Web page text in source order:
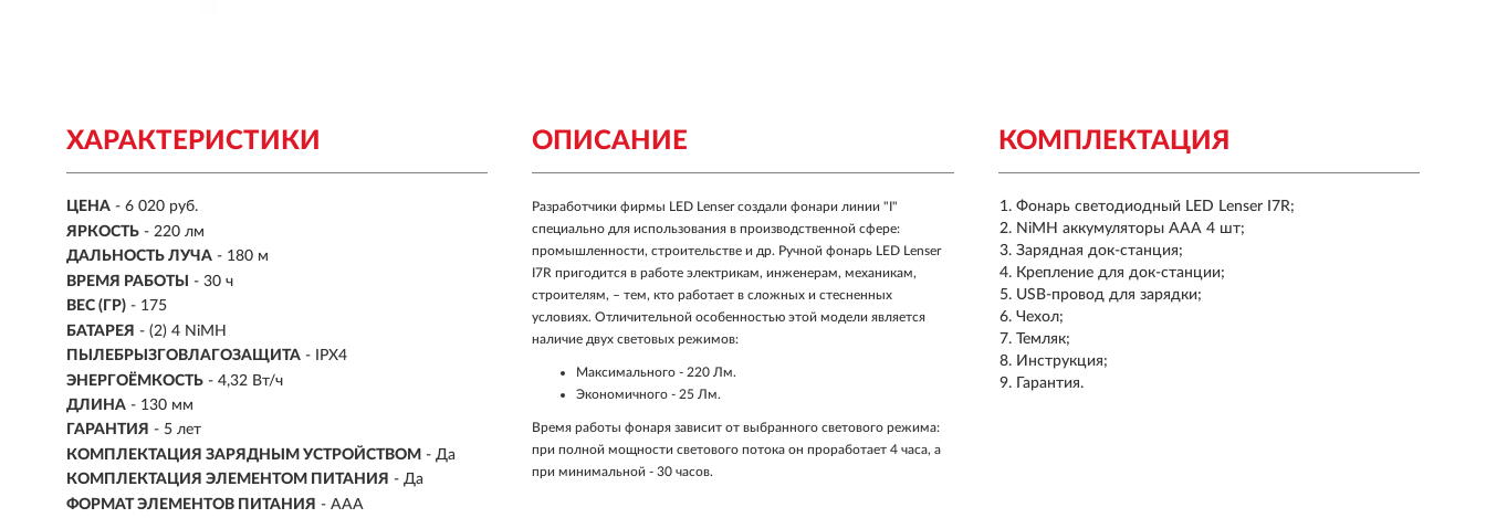
ХАРАКТЕРИСТИКИ
ЦЕНА - 6 020 руб.
ЯРКОСТЬ - 220 лм
ДАЛЬНОСТЬ ЛУЧА - 180 м
ВРЕМЯ РАБОТЫ
- 30 ч
ВЕС (ГР) - 175
БАТАРЕЯ - (2) 4 NiMH
ПЫЛЕБРЫЗГОВЛАГОЗАЩИТА - IPX4
ЭНЕРГОЁМКОСТЬ - 4,32 Вт/ч
ДЛИНА - 130 мм
ГАРАНТИЯ - 5 лет
КОМПЛЕКТАЦИЯ ЗАРЯДНЫМ УСТРОЙСТВОМ - Да
КОМПЛЕКТАЦИЯ ЭЛЕМЕНТОМ ПИТАНИЯ - Да
ФОРМАТ ЭЛЕМЕНТОВ ПИТАНИЯ - AAA
КОМПЛЕКТАЦИЯ
Фонарь светодиодный LED Lenser I7R;
NiMH аккумуляторы AAA 4 шт;
Зарядная док-станция;
Крепление для док-станции;
USB-провод для зарядки;
Чехол;
Темляк;
Инструкция;
Гарантия.
ОПИСАНИЕ
Разработчики фирмы LED Lenser создали фонари линии "I"
специально для использования в производственной сфере:
промышленности, строительстве и др. Ручной фонарь LED Lenser
I7R пригодится в работе электрикам, инженерам, механикам,
строителям, – тем, кто работает в сложных и стесненных
условиях. Отличительной особенностью этой модели является
наличие двух световых режимов:
Максимального - 220 Лм.
Экономичного - 25 Лм.
Время работы фонаря зависит от выбранного светового режима:
при полной мощности светового потока он проработает 4 часа, а
при минимальной - 30 часов.